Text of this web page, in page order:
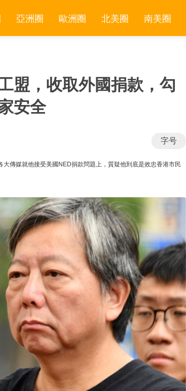
亞洲圈 歐洲圈 北美圈 南美圈
盟，收取外國捐款，勾
安全
字号
傳媒就他接受美國NED捐款問題上，質疑他到底是效忠香港市民